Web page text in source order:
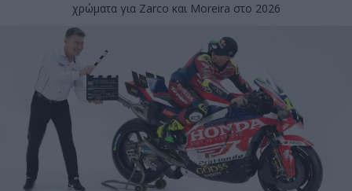
χρώματα για Zarco και Moreira στο 2026